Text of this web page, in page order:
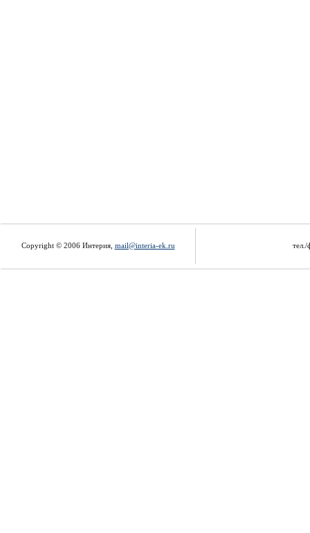
Copyright © 2006 Интерия, mail@interia-ek.ru